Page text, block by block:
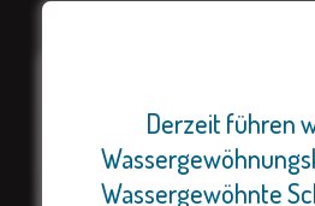
Feriencamps
alle Kinder)
Wir haben noch
Derzeit führen
Wassergewöhnte